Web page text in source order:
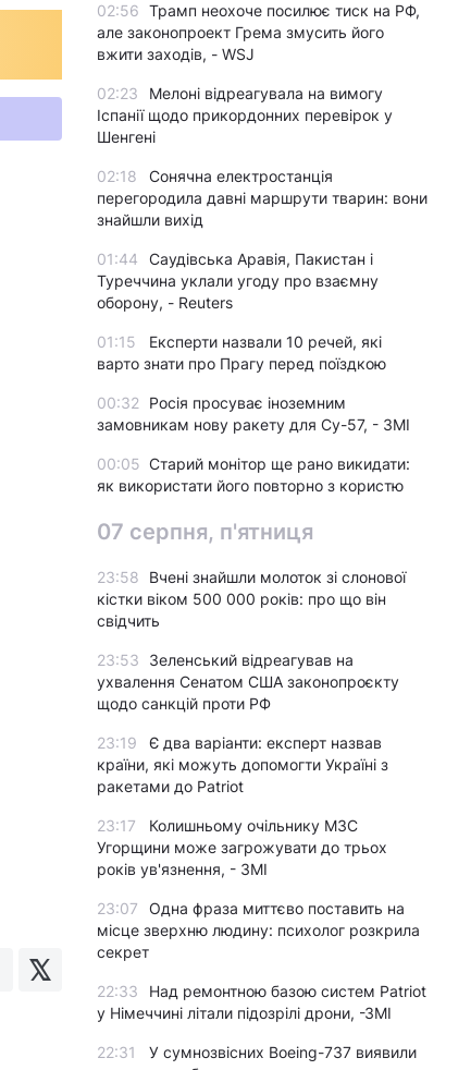
02:56 Трамп неохоче посилює тиск на РФ,
але законопроект Грема змусить його
вжити заходів, - WSJ
02:23
Мелоні відреагувала на вимогу
Іспанії щодо прикордонних перевірок у
Шенгені
02:18
Сонячна електростанція
перегородила давні маршрути тварин: вони
знайшли вихід
01:44
Саудівська Аравія, Пакистан і
Туреччина уклали угоду про взаємну
оборону, - Reuters
01:15
Експерти назвали 10 речей, які
варто знати про Прагу перед поїздкою
00:32
Росія просуває іноземним
замовникам нову ракету для Су-57, - ЗМІ
00:05 Старий монітор ще рано викидати:
як використати його повторно з користю
07 серпня, п'ятниця
23:58
Вчені знайшли молоток зі слонової
кістки віком 500 000 років: про що він
свідчить
23:53
Зеленський відреагував на
ухвалення Сенатом США законопроєкту
щодо санкцій проти РФ
23:19
Є два варіанти: експерт назвав
країни, які можуть допомогти Україні з
ракетами до Patriot
23:17
Колишньому очільнику МЗС
Угорщини може загрожувати до трьох
років ув'язнення, - ЗМІ
23:07
Одна фраза миттєво поставить на
місце зверхню людину: психолог розкрила
секрет
22:33
Над ремонтною базою систем Patriot
у Німеччині літали підозрілі дрони, -ЗМІ
22:31
У сумнозвісних Boeing-737 виявили